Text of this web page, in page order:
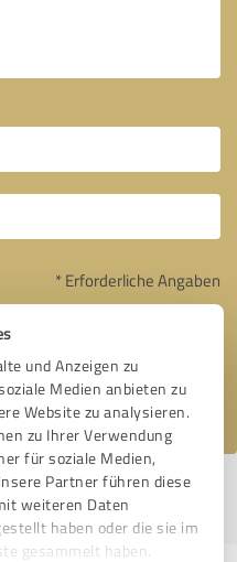
und Anzeigen zu
Medien anbieten zu
Website zu analysieren.
zu Ihrer Verwendung
für soziale Medien,
Partner führen diese
weiteren Daten
haben oder die sie im
gesammelt haben.
* Erforderliche Angaben
zu.
06.05.2023|Profil